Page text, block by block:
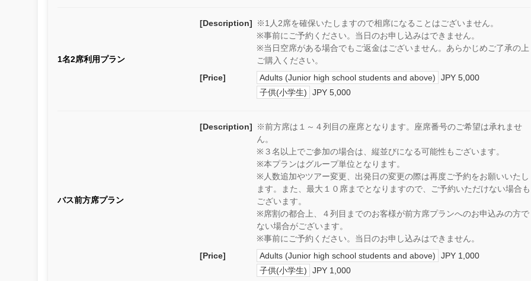
1名2席利用プラン
[Description]
※1人2席を確保いたしますので相席になることはございません。
※事前にご予約ください。当日のお申し込みはできません。
※当日空席がある場合でもご返金はございません。あらかじめご了承の上
ご購入ください。
[Price]
Adults (Junior high school students and above)
JPY 5,000
子供(小学生)
JPY 5,000
バス前方席プラン
[Description]
※前方席は１～４列目の座席となります。座席番号のご希望は承れませ
ん。
※３名以上でご参加の場合は、縦並びになる可能性もございます。
※本プランはグループ単位となります。
※人数追加やツアー変更、出発日の変更の際は再度ご予約をお願いいたし
ます。また、最大１０席までとなりますので、ご予約いただけない場合も
ございます。
※席割の都合上、４列目までのお客様が前方席プランへのお申込みの方で
ない場合がございます。
※事前にご予約ください。当日のお申し込みはできません。
[Price]
Adults (Junior high school students and above)
JPY 1,000
子供(小学生)
JPY 1,000